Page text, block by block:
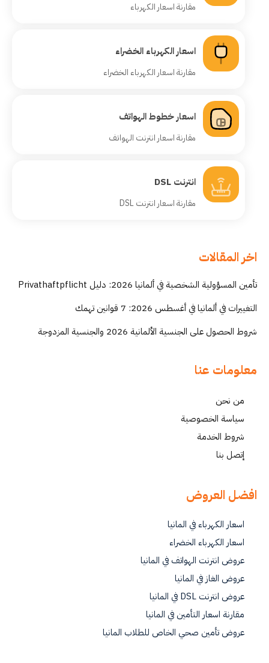
مقارنة اسعار الكهرباء
اسعار الكهرباء الخضراء
مقارنة اسعار الكهرباء الخضراء
اسعار خطوط الهواتف
مقارنة اسعار انترنت الهواتف
انترنت DSL
مقارنة اسعار انترنت DSL
اخر المقالات
تأمين المسؤولية الشخصية في ألمانيا 2026: دليل Privathaftpflicht
التغييرات في ألمانيا في أغسطس 2026: 7 قوانين تهمك
شروط الحصول على الجنسية الألمانية 2026 والجنسية المزدوجة
معلومات عنا
من نحن
سياسة الخصوصية
شروط الخدمة
إتصل بنا
افضل العروض
اسعار الكهرباء في المانيا
اسعار الكهرباء الخضراء
عروض انترنت الهواتف في المانيا
عروض الغاز في المانيا
عروض انترنت DSL في المانيا
مقارنة اسعار التأمين في المانيا
عروض تأمين صحي الخاص للطلاب المانيا